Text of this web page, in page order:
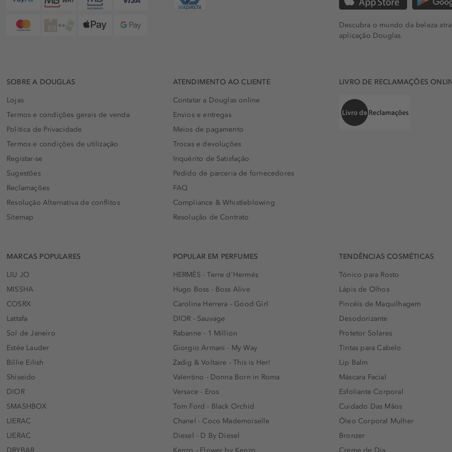
Descubra o mundo da beleza
aplicação Douglas.
SOBRE A DOUGLAS
Lojas
Termos e condições gerais de venda
Política de Privacidade
Termos e condições de utilização
Registar-se
Sugestões
Reclamações
Resolução Alternativa de conflitos
Sitemap
ATENDIMENTO AO CLIENTE
Contatar a Douglas online
Envios e entregas
Meios de pagamento
Trocas e devoluções
Inquérito de Satisfação
Pedido de parceria de fornecedores
FAQ
Compliance & Whistleblowing
Resolução de Contrato
LIVRO DE RECLAMAÇÕES
MARCAS POPULARES
LIU JO
MISSHA
COSRX
Lattafa
Sol de Janeiro
Estée Lauder
Billie Eilish
Shiseido
DIOR
SMASHBOX
LIERAC
LIERAC
DRYBAR
POPULAR EM PERFUMES
HERMÈS - Terre d'Hermés
Hugo Boss - Boss Alive
Carolina Herrera - Good Girl
DIOR - Sauvage
Rabanne - 1 Million
Giorgio Armani - My Way
Zadig & Voltaire - This is Her!
Valentino - Donna Born in Roma
Versace - Eros
Tom Ford - Black Orchid
Chanel - Coco Mademoiselle
Diesel - D By Diesel
Kenzo - Flower by Kenzo
TENDÊNCIAS COSMÉTICAS
Tónico para Rosto
Lápis de Olhos
Pincéis de Maquilhagem
Desodorizante
Protetor Solares
Tintas para Cabelo
Lip Balm
Máscara Facial
Esfoliante Corporal
Cuidado Das Mãos
Óleo Corporal Mulher
Bronzer
Creme de Dia